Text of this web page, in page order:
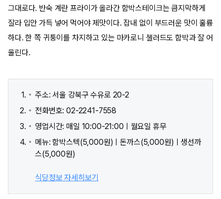
그대로다. 반숙 계란 프라이가 올라간 함박스테이크는 큼지막하게
잘라 입안 가득 넣어 먹어야 제맛이다. 잡내 없이 부드러운 맛이 훌륭
하다. 한 쪽 귀퉁이를 차지하고 있는 마카로니 샐러드도 함박과 잘 어
울린다.
주소: 서울 강북구 수유로 20-2
전화번호: 02-2241-7558
영업시간: 매일 10:00-21:00ㅣ월요일 휴무
메뉴: 함박스텍(5,000원)ㅣ돈까스(5,000원)ㅣ생선까
스(5,000원)
식당정보 자세히보기